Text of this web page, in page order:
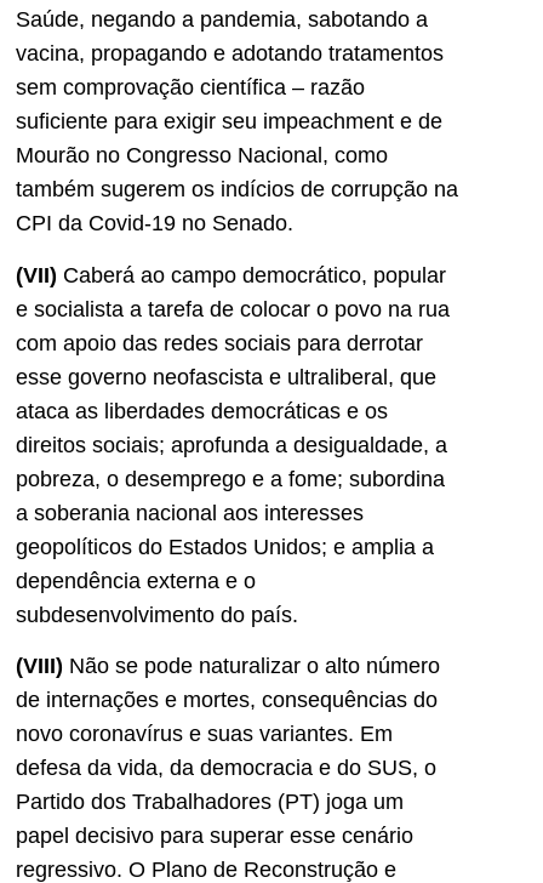
Saúde, negando a pandemia, sabotando a
vacina, propagando e adotando tratamentos
sem comprovação científica – razão
suficiente para exigir seu impeachment e de
Mourão no Congresso Nacional, como
também sugerem os indícios de corrupção na
CPI da Covid-19 no Senado.
(VII) Caberá ao campo democrático, popular
e socialista a tarefa de colocar o povo na rua
com apoio das redes sociais para derrotar
esse governo neofascista e ultraliberal, que
ataca as liberdades democráticas e os
direitos sociais; aprofunda a desigualdade, a
pobreza, o desemprego e a fome; subordina
a soberania nacional aos interesses
geopolíticos do Estados Unidos; e amplia a
dependência externa e o
subdesenvolvimento do país.
(VIII) Não se pode naturalizar o alto número
de internações e mortes, consequências do
novo coronavírus e suas variantes. Em
defesa da vida, da democracia e do SUS, o
Partido dos Trabalhadores (PT) joga um
papel decisivo para superar esse cenário
regressivo. O Plano de Reconstrução e